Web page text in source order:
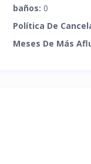
baños: 0
Política De
Meses De Más